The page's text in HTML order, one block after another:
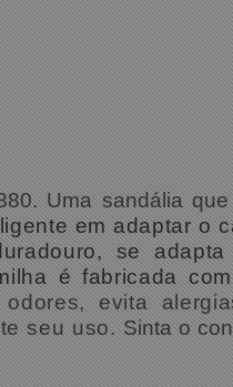
Uma sandália
em adaptar o
se
é fabricada
evita
seu uso.Sinta o